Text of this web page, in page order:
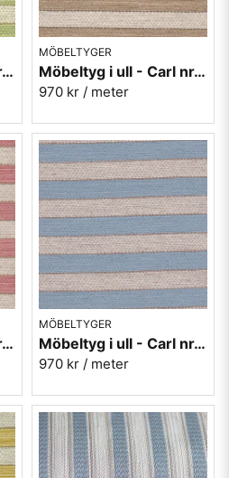
Möbeltyg i ull - Carl nr.70 grön
MÖBELTYGER
Möbeltyg i ull - Carl nr.80 brun
970 kr / meter
Möbeltyg i ull - Carl nr.30 rosa
MÖBELTYGER
Möbeltyg i ull - Carl nr.50 blå
970 kr / meter